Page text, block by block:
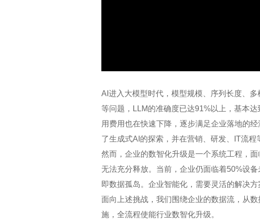
AI进入大模型时代，模型规模、序列长度、
等问题，LLM的准确度已达91%以上，基本
用费用也在快速下降，逐步满足企业落地的
了生成式AI的探索，并在营销、研发、IT流程
然而，企业的数智化升级是一个系统工程，
无法充分释放。当前，企业仍面临着50%设
即数据孤岛。企业智能化，需要灵活的解决
面向上述挑战，我们围绕企业的数据流，从
施，全流程使能行业数智化升级。